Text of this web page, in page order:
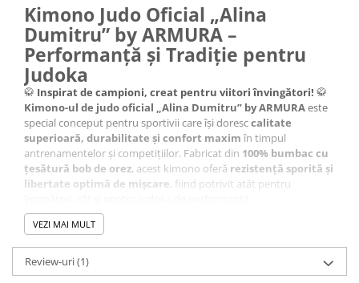
Kimono Judo Oficial „Alina
Dumitru” by ARMURA –
Performanță și Tradiție pentru
Judoka
🥋 Inspirat de campioni, creat pentru viitori învingători! 🥋
Kimono-ul de judo oficial „Alina Dumitru” by ARMURAeste
special conceput pentru sportivii care își doresccalitate
superioară, durabilitate și confort maxim în timpul
antrenamentelor și competițiilor. Fabricat din 100% bumbac cu
țesătură bob de orez, acest kimono oferă rezistență sporită și
libertate optimă de mișcare, fiind potrivit atât pentru
✅Material premium
respirabilitate și confort
💪Densitate 450 g/m²– echilibru perfect întregreutate și
mobilitate, ideal pentru competiții și antrenamente.
🎨Imprimare prin broderie– detalii elegante și durabile,
VEZI MAI MULT
Review-uri(1)